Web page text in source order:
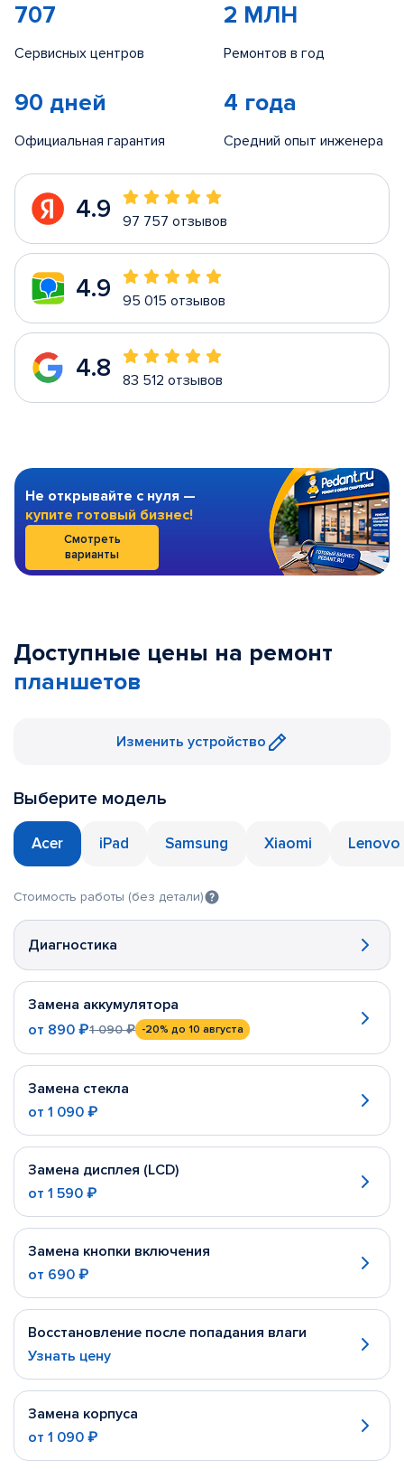
707
Сервисных центров
2 МЛН
Ремонтов в год
90 дней
Официальная гарантия
4 года
Средний опыт инженера
4.9 97 757 отзывов
4.9 95 015 отзывов
4.8 83 512 отзывов
Не открывайте с нуля —
купите готовый бизнес!
Смотреть
варианты
Доступные цены на ремонт
планшетов
Изменить устройство
Выберите модель
Acer iPad Samsung Xiaomi Lenovo
Стоимость работы (без детали)
Диагностика
Замена аккумулятора
от 890 ₽1 090 ₽ -20% до 10 августа
Замена стекла
от 1 090 ₽
Замена дисплея (LCD)
от 1 590 ₽
Замена кнопки включения
от 690 ₽
Восстановление после попадания влаги
Узнать цену
Замена корпуса
от 1 090 ₽